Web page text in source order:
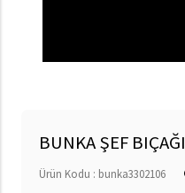
BUNKA ŞEF BIÇAĞI
Ürün Kodu : bunka3302106